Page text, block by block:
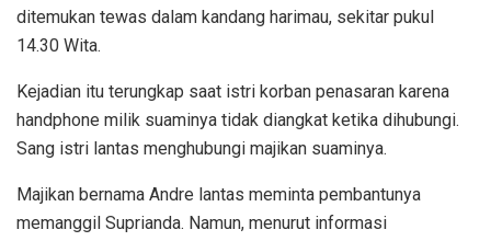
ditemukan tewas dalam kandang harimau, sekitar pukul
14.30 Wita.
Kejadian itu terungkap saat istri korban penasaran karena
handphone milik suaminya tidak diangkat ketika dihubungi.
Sang istri lantas menghubungi majikan suaminya.
Majikan bernama Andre lantas meminta pembantunya
memanggil Suprianda. Namun, menurut informasi